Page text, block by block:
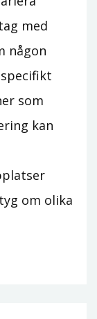
med
någon
som
kan
om olika